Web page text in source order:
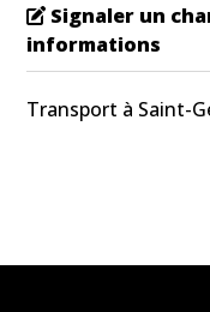
Signaler un
informations
Transport à Saint-